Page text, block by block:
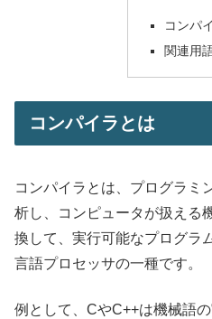
コンパ
関連用
コンパイラとは
コンパイラとは、プログラミ
析し、コンピュータが扱える
換して、実行可能なプログラ
言語プロセッサの一種です。
例として、CやC++は機械語